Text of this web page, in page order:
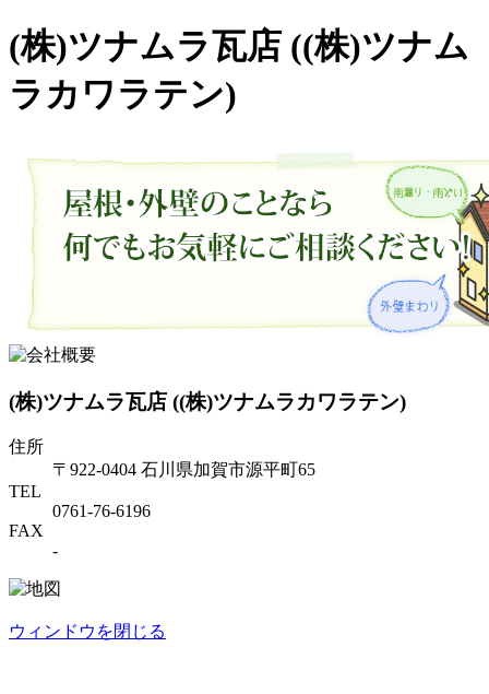
(株)ツナムラ瓦店 ((株)ツナム
ラカワラテン)
(株)ツナムラ瓦店 ((株)ツナムラカワラテン)
住所
〒922-0404 石川県加賀市源平町65
TEL
0761-76-6196
FAX
-
ウィンドウを閉じる